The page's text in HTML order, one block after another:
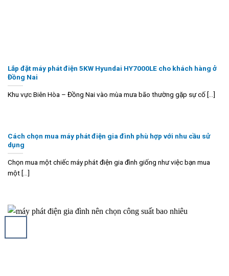
Lắp đặt máy phát điện 5KW Hyundai HY7000LE cho khách hàng ở
Đồng Nai
Khu vực Biên Hòa – Đồng Nai vào mùa mưa bão thường gặp sự cố [...]
Cách chọn mua máy phát điện gia đình phù hợp với nhu cầu sử
dụng
Chọn mua một chiếc máy phát điện gia đình giống như việc bạn mua
một [...]